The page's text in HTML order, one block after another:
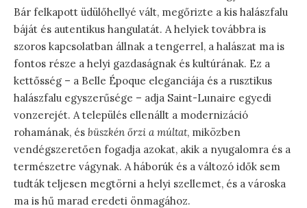
Bár felkapott üdülőhellyé vált, megőrizte a kis halászfalu
báját és autentikus hangulatát. A helyiek továbbra is
szoros kapcsolatban állnak a tengerrel, a halászat ma is
fontos része a helyi gazdaságnak és kultúrának. Ez a
kettősség – a Belle Époque eleganciája és a rusztikus
halászfalu egyszerűsége – adja Saint-Lunaire egyedi
vonzerejét. A település ellenállt a modernizáció
rohamának, és büszkén őrzi a múltat, miközben
vendégszeretően fogadja azokat, akik a nyugalomra és a
természetre vágynak. A háborúk és a változó idők sem
tudták teljesen megtörni a helyi szellemet, és a városka
ma is hű marad eredeti önmagához.